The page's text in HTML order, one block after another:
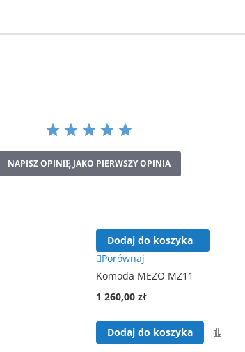
NAPISZ OPINIĘ JAKO PIERWSZY OPINIA
Dodaj do koszyka
Porównaj
Komoda MEZO MZ11
1 260,00 zł
Dodaj do koszyka